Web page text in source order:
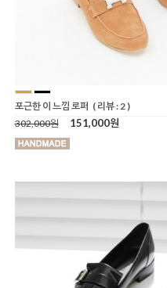
포근한 이 느낌 로퍼 ( 리뷰 : 2 )
302,000원
151,000원